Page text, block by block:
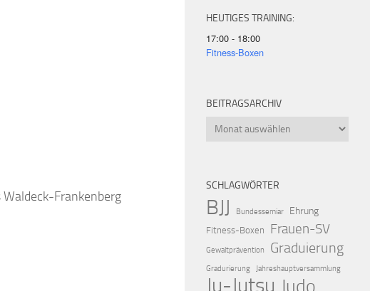
Frankenberg
HEUTIGES TRAINING:
17:00 - 18:00
Fitness-Boxen
BEITRAGSARCHIV
Beitragsarchiv
SCHLAGWÖRTER
BJJ Bundessemiar Ehrung
Fitness-Boxen Frauen-SV
Gewaltprävention Graduierung
Gradurierung Jahreshauptversammlung
Ju-Jutsu